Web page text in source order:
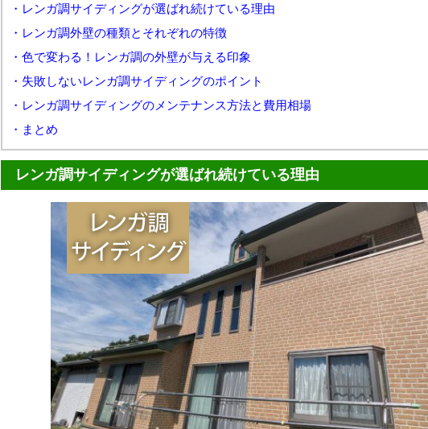
・レンガ調サイディングが選ばれ続けている理由
・レンガ調外壁の種類とそれぞれの特徴
・色で変わる！レンガ調の外壁が与える印象
・失敗しないレンガ調サイディングのポイント
・レンガ調サイディングのメンテナンス方法と費用相場
・まとめ
レンガ調サイディングが選ばれ続けている理由